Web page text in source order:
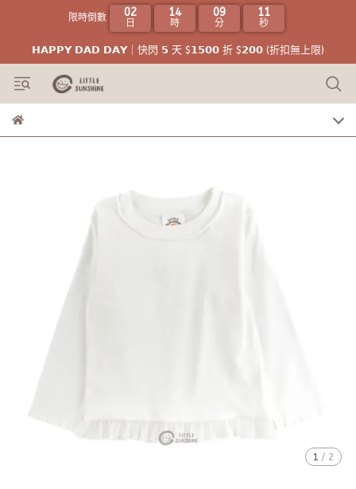
限時倒數 02
日
14
時
09
分
11
秒
𝗛𝗔𝗣𝗣𝗬 𝗗𝗔𝗗 𝗗𝗔𝗬｜快閃 𝟱 天 $𝟭𝟱𝟬𝟬 折 $𝟮𝟬𝟬 (折扣無上限)
1 / 2